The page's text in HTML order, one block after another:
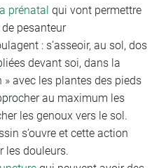
prénatal qui vont permettre
pesanteur
: s’asseoir, au sol, dos
devant soi, dans la
avec les plantes des pieds
au maximum les
les genoux vers le sol.
s’ouvre et cette action
les douleurs.